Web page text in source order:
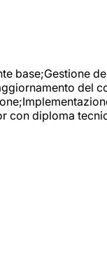
base;Gestione
del
diploma